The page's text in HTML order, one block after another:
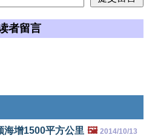
者留言
海增1500平方公里 🖼️ 2014/10/13